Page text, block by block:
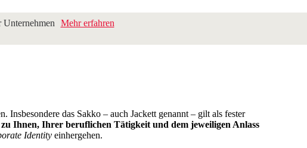
Mehr erfahren
das Sakko – auch Jackett genannt – gilt als fester
Ihnen, Ihrer beruflichen Tätigkeit und dem jeweiligen Anlass
Identity einhergehen.